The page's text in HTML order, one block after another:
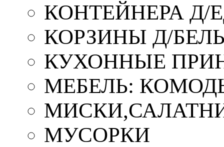
КОНТЕЙНЕРА Д/
КОРЗИНЫ Д/
КУХОННЫЕ
МЕБЕЛЬ:
МУСОРКИ